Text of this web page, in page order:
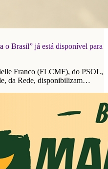
o Brasil” já está disponível para
Franco (FLCMF), do PSOL,
da Rede, disponibilizam